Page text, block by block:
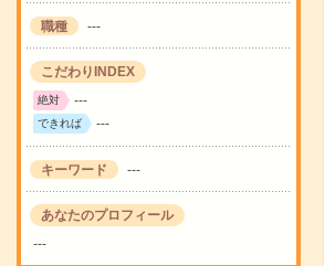
職種 ---
こだわりINDEX
絶対 ---
できれば ---
キーワード ---
あなたのプロフィール
---